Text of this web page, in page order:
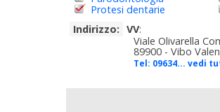
Protesi dentarie
Indirizzo: VV:
Viale Olivarella
89900 - Vibo
Tel: 09634... vedi